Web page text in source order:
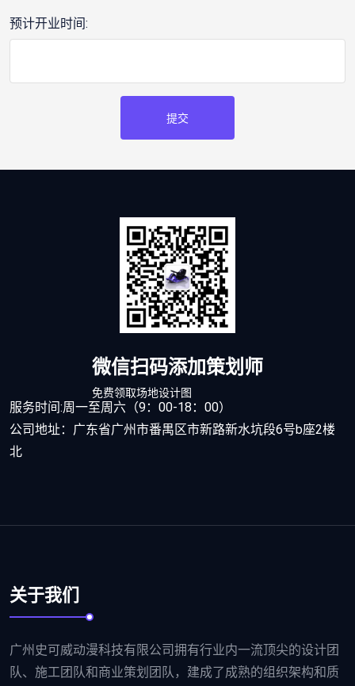
预计开业时间:
提交
微信扫码添加策划师
免费领取场地设计图
服务时间:周一至周六（9：00-18：00）
公司地址：广东省广州市番禺区市新路新水坑段6号b座2楼
北
关于我们
广州史可威动漫科技有限公司拥有行业内一流顶尖的设计团
队、施工团队和商业策划团队，建成了成熟的组织架构和质